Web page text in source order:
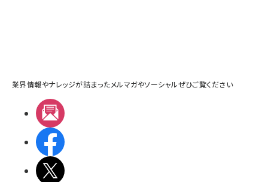
業界情報やナレッジが詰まったメルマガやソーシャルぜひご覧ください